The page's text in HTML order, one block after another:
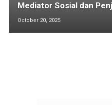
Mediator Sosial dan
October 20, 2025